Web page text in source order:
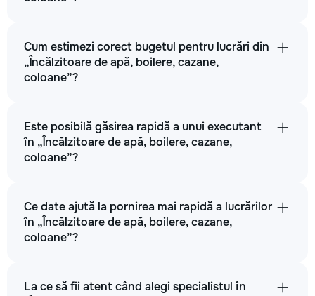
Cum estimezi corect bugetul pentru lucrări din
„Încălzitoare de apă, boilere, cazane,
coloane”?
Este posibilă găsirea rapidă a unui executant
în „Încălzitoare de apă, boilere, cazane,
coloane”?
Ce date ajută la pornirea mai rapidă a lucrărilor
în „Încălzitoare de apă, boilere, cazane,
coloane”?
La ce să fii atent când alegi specialistul în